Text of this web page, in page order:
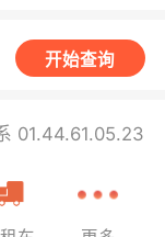
开始查询
01.44.61.05.23